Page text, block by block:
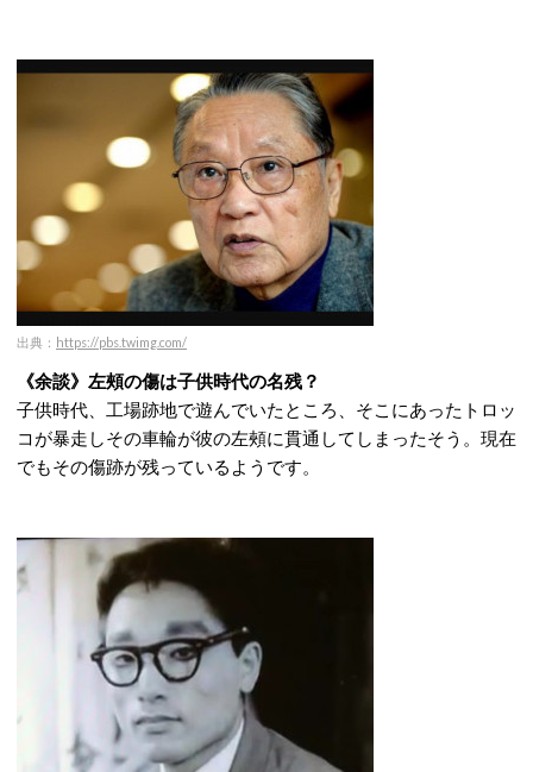
出典： https://pbs.twimg.com/
《余談》左頰の傷は子供時代の名残？
子供時代、工場跡地で遊んでいたところ、そこにあったトロッ
コが暴走しその車輪が彼の左頰に貫通してしまったそう。現在
でもその傷跡が残っているようです。